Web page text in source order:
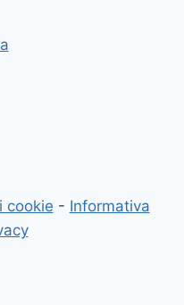
cookie - Informativa